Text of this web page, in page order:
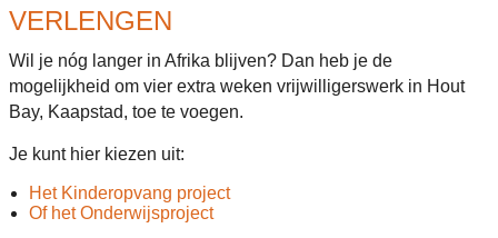
VERLENGEN
Wil je nóg langer in Afrika blijven? Dan heb je de
mogelijkheid om vier extra weken vrijwilligerswerk in Hout
Bay, Kaapstad, toe te voegen.
Je kunt hier kiezen uit:
Het Kinderopvang project
Of het Onderwijsproject